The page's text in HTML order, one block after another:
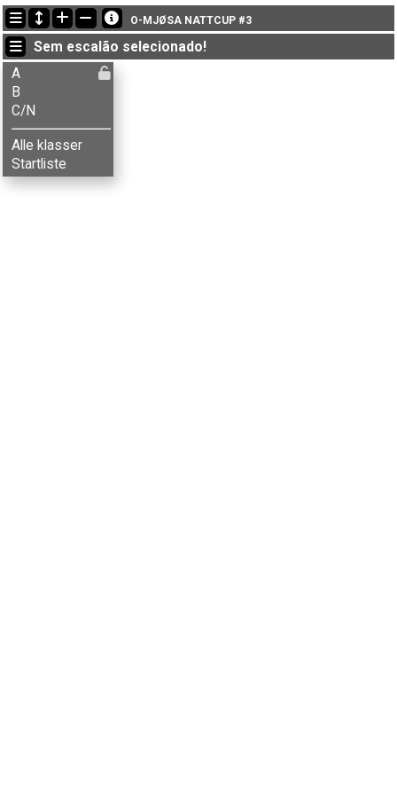
Últimas atualizações
20:30:20: Tiril Skedsmo (A) terminou com o tempo de 83:58 (18)
20:26:42: Herman Bakke (B ) got new status: disq
20:26:15: John A. Bakke (A) got new status: dnf
O-MJØSA NATTCUP #3
Sem escalão selecionado!
A
B
C/N
Alle klasser
Startliste